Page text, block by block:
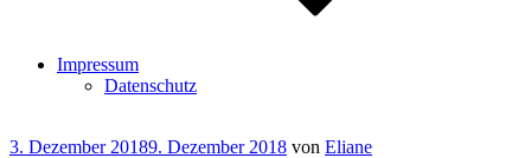
Impressum
Datenschutz
Veröffentlicht
3. Dezember 20189. Dezember 2018 von Eliane